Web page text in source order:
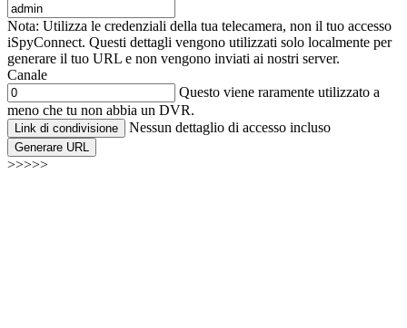
Nota: Utilizza le credenziali della tua telecamera, non il tuo accesso
iSpyConnect. Questi dettagli vengono utilizzati solo localmente per
generare il tuo URL e non vengono inviati ai nostri server.
Canale
Questo viene raramente utilizzato a
meno che tu non abbia un DVR.
Link di condivisione Nessun dettaglio di accesso incluso
Generare URL
>>>>>